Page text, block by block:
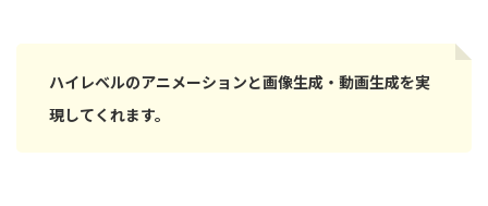
ハイレベルのアニメーションと画像生成・動画生成を実
現してくれます。